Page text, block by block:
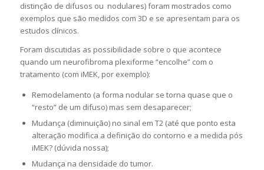
distinção de difusos ou nodulares) foram mostrados como
exemplos que são medidos com 3D e se apresentam para os
estudos clínicos.
Foram discutidas as possibilidade sobre o que acontece
quando um neurofibroma plexiforme “encolhe” com o
tratamento (com iMEK, por exemplo):
Remodelamento (a forma nodular se torna quase que o
“resto” de um difuso) mas sem desaparecer;
Mudança (diminuição) no sinal em T2 (até que ponto esta
alteração modifica a definição do contorno e a medida pós
iMEK? (dúvida nossa);
Mudança na densidade do tumor.